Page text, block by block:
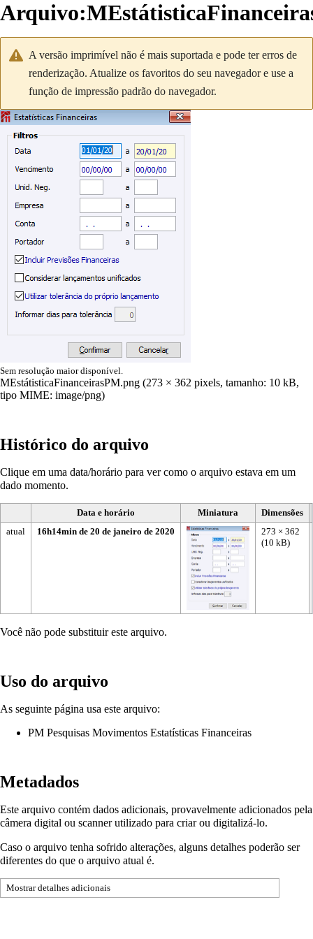
Arquivo:
A versão imprimível não é mais suportada e pode ter erros de
renderização. Atualize os favoritos do seu navegador e use a
função de impressão padrão do navegador.
Sem resolução maior disponível.
MEstátisticaFinanceirasPM.png (273 × 362 pixels, tamanho: 10 kB,
tipo MIME: image/png)
Histórico do arquivo
Clique em uma data/horário para ver como o arquivo estava em um
dado momento.
Data e horário Miniatura
Dimensões
atual
16h14min de 20 de janeiro de 2020
273 × 362
(10 kB)
Você não pode substituir este arquivo.
Uso do arquivo
As seguinte página usa este arquivo:
PM Pesquisas Movimentos Estatísticas Financeiras
Metadados
Este arquivo contém dados adicionais, provavelmente adicionados pela
câmera digital ou scanner utilizado para criar ou digitalizá-lo.
Caso o arquivo tenha sofrido alterações, alguns detalhes poderão ser
diferentes do que o arquivo atual é.
Mostrar detalhes adicionais